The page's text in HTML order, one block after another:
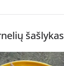
šašlykas